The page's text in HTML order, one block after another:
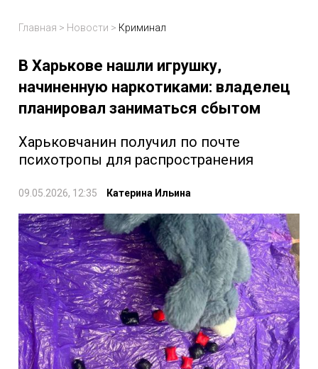
Главная > Новости > Криминал
В Харькове нашли игрушку,
начиненную наркотиками: владелец
планировал заниматься сбытом
Харьковчанин получил по почте
психотропы для распространения
09.05.2026, 12:35 Катерина Ильина